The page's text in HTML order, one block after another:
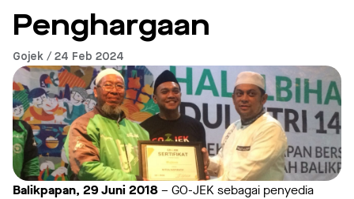
Penghargaan
Gojek / 24 Feb 2024
Balikpapan, 29 Juni 2018– GO-JEK sebagai penyedia